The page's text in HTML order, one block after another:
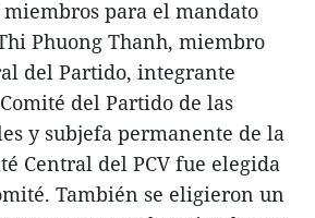
para el mandato
Phuong Thanh, miembro
del Partido, integrante
del Partido de las
y subjefa permanente de la
Central del PCV fue elegida
También se eligieron un